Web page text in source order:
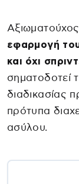
εφαρμογή
και όχι
σηματοδοτεί
διαδικασίας
πρότυπα
ασύλου.